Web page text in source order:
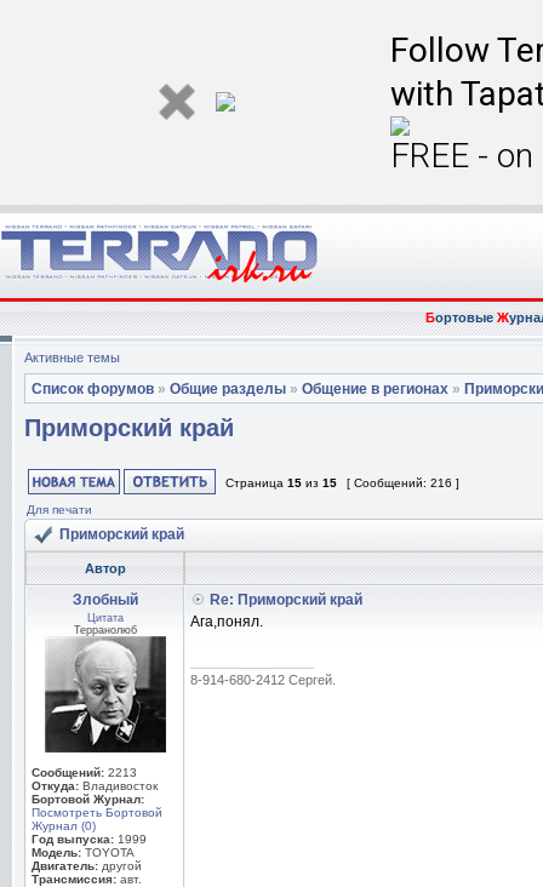
Follow
with
FREE -
БортовыеЖ
Активные темы
Список форумов » Общие разделы » Общение в регионах »
Приморский край
Страница 15 из 15
[ Сообщений: 216 ]
Для печати
Приморский край
Автор
Злобный
Цитата
Терранолюб
Сообщений: 2213
Откуда: Владивосток
Бортовой Журнал:
Посмотреть Бортовой
Журнал (0)
Год выпуска: 1999
Модель: TOYOTA
Двигатель: другой
Трансмиссия: авт.
Re: Приморский край
Ага,понял.
8-914-680-2412 Сергей.